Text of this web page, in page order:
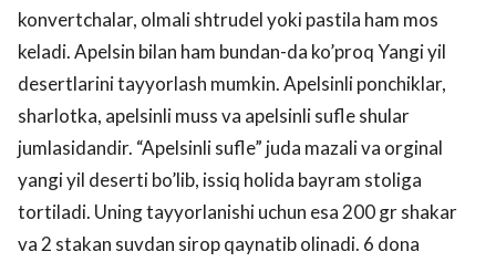
konvertchalar, olmali shtrudel yoki pastila ham mos
keladi. Apelsin bilan ham bundan-da ko’proq Yangi yil
desertlarini tayyorlash mumkin. Apelsinli ponchiklar,
sharlotka, apelsinli muss va apelsinli sufle shular
jumlasidandir. “Apelsinli sufle” juda mazali va orginal
yangi yil deserti bo’lib, issiq holida bayram stoliga
tortiladi. Uning tayyorlanishi uchun esa 200 gr shakar
va 2 stakan suvdan sirop qaynatib olinadi. 6 dona